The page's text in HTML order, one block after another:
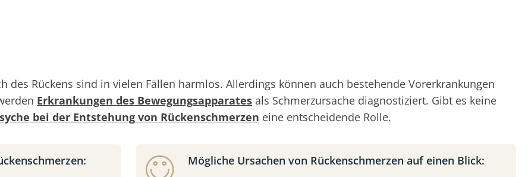
des Rückens sind in vielen Fällen harmlos. Allerdings können auch bestehende Vorerkrankungen
Erkrankungen des Bewegungsapparates als Schmerzursache diagnostiziert. Gibt es keine
bei der Entstehung von Rückenschmerzen eine entscheidende Rolle.
Mögliche Ursachen von Rückenschmerzen auf einen Blick: